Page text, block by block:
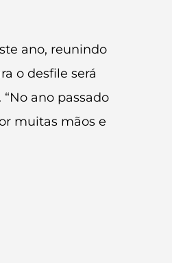
ano, reunindo
o desfile será
ano passado
muitas mãos e